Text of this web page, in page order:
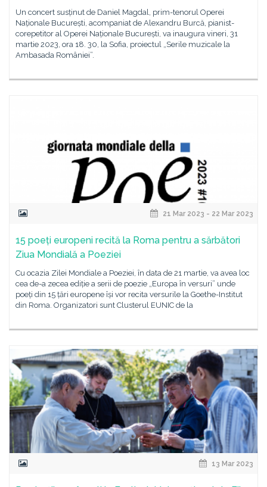
Un concert susținut de Daniel Magdal, prim-tenorul Operei
Naționale București, acompaniat de Alexandru Burcă, pianist-
corepetitor al Operei Naționale București, va inaugura vineri, 31
martie 2023, ora 18. 30, la Sofia, proiectul „Serile muzicale la
Ambasada României”.
21 Mar 2023 - 22 Mar 2023
15 poeți europeni recită la Roma pentru a sărbători
Ziua Mondială a Poeziei
Cu ocazia Zilei Mondiale a Poeziei, în data de 21 martie, va avea loc
cea de-a zecea ediție a serii de poezie „Europa în versuri” unde
poeți din 15 țări europene își vor recita versurile la Goethe-Institut
din Roma. Organizatori sunt Clusterul EUNIC de la
13 Mar 2023